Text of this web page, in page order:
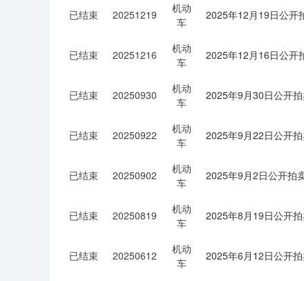
已结束 20251219
机动
车
2025年12月19日公开
已结束 20251216
机动
车
2025年12月16日公开
已结束 20250930
机动
车
2025年9月30日公开
已结束 20250922
机动
车
2025年9月22日公开
已结束 20250902
机动
车
2025年9月2日公开拍
已结束 20250819
机动
车
2025年8月19日公开
已结束 20250612
机动
车
2025年6月12日公开